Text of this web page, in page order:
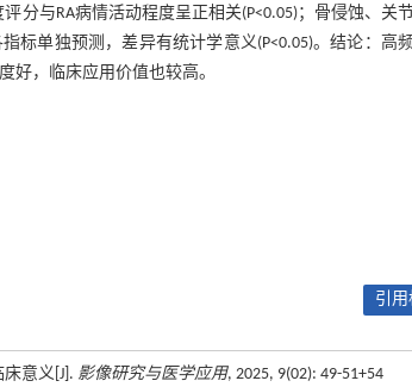
分与RA病情活动程度呈正相关(P<0.05)；骨侵蚀、关节
标单独预测，差异有统计学意义(P<0.05)。结论：高
好，临床应用价值也较高。
引用
意义[J]. 影像研究与医学应用, 2025, 9(02): 49-51+54